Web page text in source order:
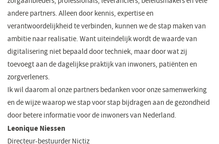
andere partners. Alleen door kennis, expertise en
verantwoordelijkheid te verbinden, kunnen we de stap maken van
ambitie naar realisatie. Want uiteindelijk wordt de waarde van
digitalisering niet bepaald door techniek, maar door wat zij
toevoegt aan de dagelijkse praktijk van inwoners, patiënten en
zorgverleners.
Ik wil daarom al onze partners bedanken voor onze samenwerking
en de wijze waarop we stap voor stap bijdragen aan de gezondheid
door betere informatie voor de inwoners van Nederland.
Leonique Niessen
Directeur-bestuurder Nictiz